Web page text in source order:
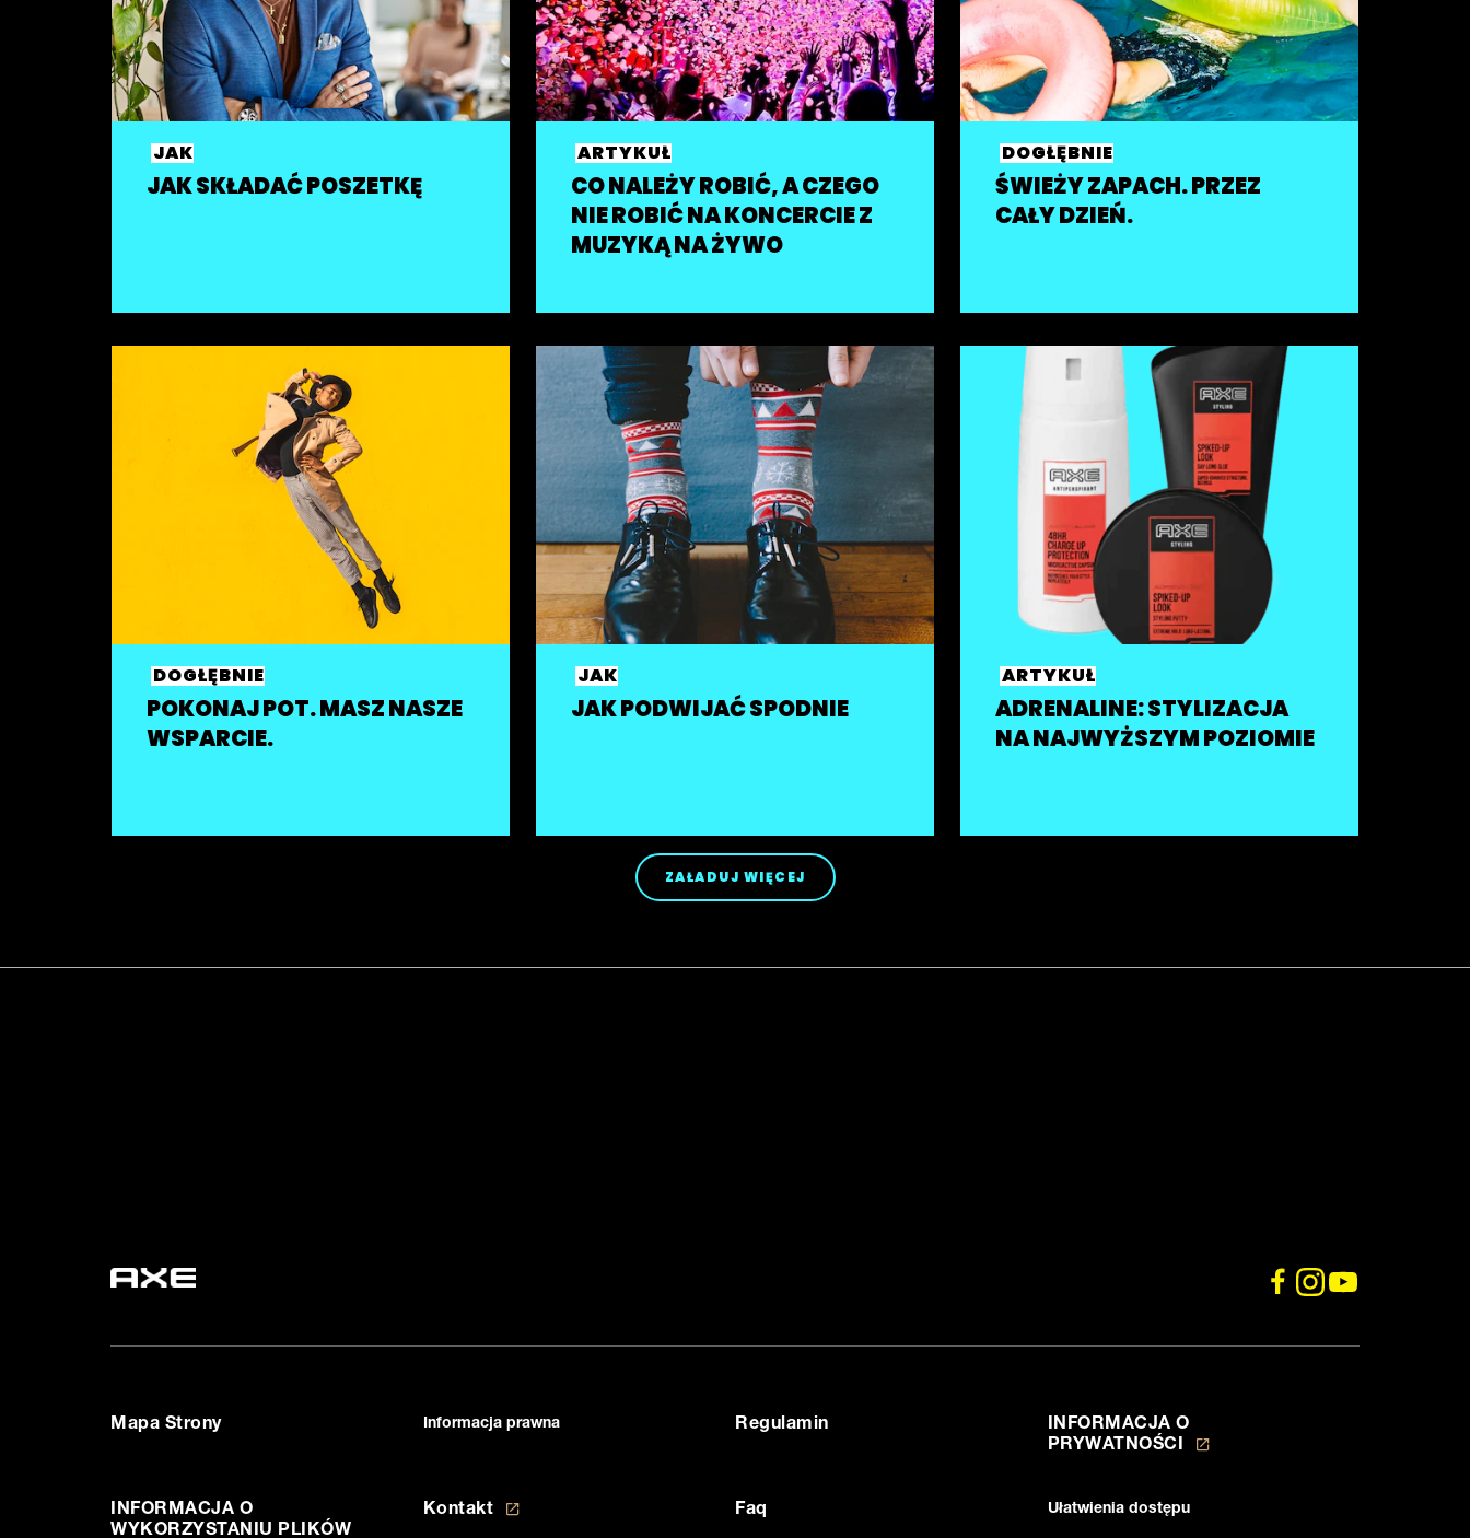
JAK
JAK SKŁADAĆ POSZETKĘ
ARTYKUŁ
CO NALEŻY ROBIĆ, A CZEGO
NIE ROBIĆ NA KONCERCIE Z
MUZYKĄ NA ŻYWO
DOGŁĘBNIE
ŚWIEŻY ZAPACH. PRZEZ
CAŁY DZIEŃ.
DOGŁĘBNIE
POKONAJ POT. MASZ NASZE
WSPARCIE.
JAK
JAK PODWIJAĆ SPODNIE
ARTYKUŁ
ADRENALINE: STYLIZACJA
NA NAJWYŻSZYM POZIOMIE
ZAŁADUJ WIĘCEJ
Mapa Strony Informacja prawna Regulamin
INFORMACJA O
PRYWATNOŚCI
INFORMACJA O
WYKORZYSTANIU PLIKÓW
Ustawienia plików cookie +48 801 610 610 Faq